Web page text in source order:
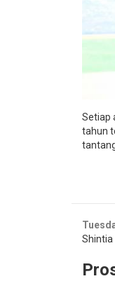
Setiap
tahun
Shintia